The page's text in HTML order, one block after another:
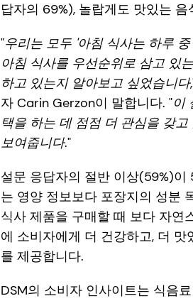
답자의 69%), 놀랍게도 맛있는
"우리는 모두 '아침 식사는 하루
아침 식사를 우선순위로 삼고 있
하고 있는지 알아보고 싶었습니다
자 Carin Gerzon이 말합니다. "이
택을 하는 데 점점 더 관심을 갖
보여줍니다."
설문 응답자의 절반 이상(59%)
는 영양 정보보다 포장지의 성분
식사 제품을 구매할 때 보다 자연
에 소비자에게 더 건강하고, 더
를 제공합니다.
DSM의 소비자 인사이트는 식음